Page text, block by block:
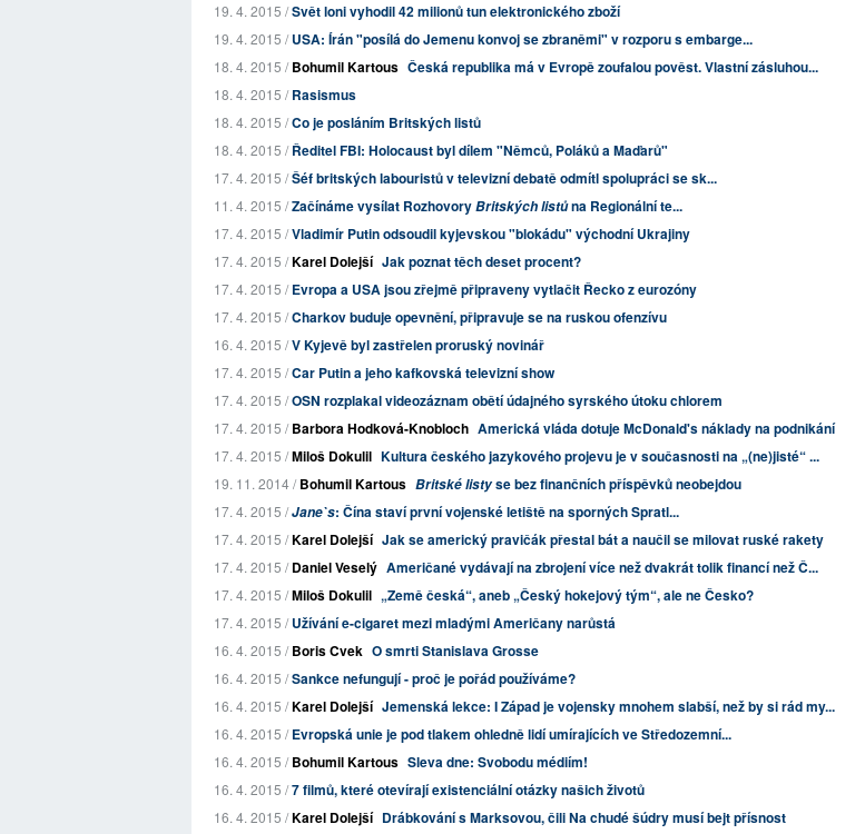
19. 4. 2015 /Svět loni vyhodil 42 milionů tun elektronického zboží
19. 4. 2015 /USA: Írán "posílá do Jemenu konvoj se zbraněmi" v rozporu s embarge...
18. 4. 2015 /Bohumil Kartous Česká republika má v Evropě zoufalou pověst. Vlastní zásluhou...
18. 4. 2015 /Rasismus
18. 4. 2015 /Co je posláním Britských listů
18. 4. 2015 /Ředitel FBI: Holocaust byl dílem "Němců, Poláků a Maďarů"
17. 4. 2015 /Šéf britských labouristů v televizní debatě odmítl spolupráci se sk...
11. 4. 2015 /Začínáme vysílat RozhovoryBritských listůna Regionální te...
17. 4. 2015 /Vladimír Putin odsoudil kyjevskou "blokádu" východní Ukrajiny
17. 4. 2015 /Karel Dolejší Jak poznat těch deset procent?
17. 4. 2015 /Evropa a USA jsou zřejmě připraveny vytlačit Řecko z eurozóny
17. 4. 2015 /Charkov buduje opevnění, připravuje se na ruskou ofenzívu
16. 4. 2015 /V Kyjevě byl zastřelen proruský novinář
17. 4. 2015 /Car Putin a jeho kafkovská televizní show
17. 4. 2015 /OSN rozplakal videozáznam obětí údajného syrského útoku chlorem
17. 4. 2015 /Barbora Hodková-Knobloch Americká vláda dotuje McDonald's náklady na podnikání
17. 4. 2015 /Miloš Dokulil Kultura českého jazykového projevu je v současnosti na „(ne)jisté“ ...
19. 11. 2014 /Bohumil Kartous Britské listyse bez finančních příspěvků neobejdou
17. 4. 2015 /Jane`s: Čína staví první vojenské letiště na sporných Spratl...
17. 4. 2015 /Karel Dolejší Jak se americký pravičák přestal bát a naučil se milovat ruské rakety
17. 4. 2015 /Daniel Veselý Američané vydávají na zbrojení více než dvakrát tolik financí než Č...
17. 4. 2015 /Miloš Dokulil „Země česká“, aneb „Český hokejový tým“, ale ne Česko?
17. 4. 2015 /Užívání e-cigaret mezi mladými Američany narůstá
16. 4. 2015 /Boris Cvek O smrti Stanislava Grosse
16. 4. 2015 /Sankce nefungují - proč je pořád používáme?
16. 4. 2015 /Karel Dolejší Jemenská lekce: I Západ je vojensky mnohem slabší, než by si rád my...
16. 4. 2015 /Evropská unie je pod tlakem ohledně lidí umírajících ve Středozemní...
16. 4. 2015 /Bohumil Kartous Sleva dne: Svobodu médiím!
16. 4. 2015 /7 filmů, které otevírají existenciální otázky našich životů
16. 4. 2015 /Karel Dolejší Drábkování s Marksovou, čili Na chudé šúdry musí bejt přísnost